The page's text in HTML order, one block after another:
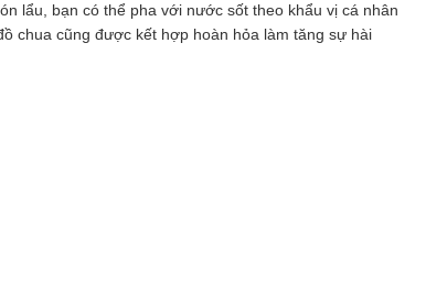
lẩu, bạn có thể pha với nước sốt theo khẩu vị cá nhân
chua cũng được kết hợp hoàn hỏa làm tăng sự hài